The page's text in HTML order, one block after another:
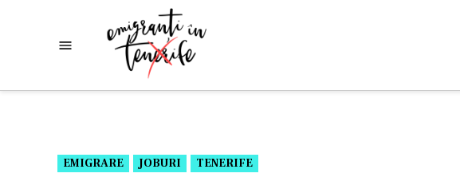
POSTED
IN
EMIGRARE JOBURI TENERIFE